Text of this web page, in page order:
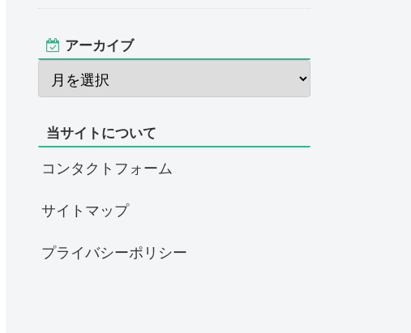
アーカイブ
当サイトについて
コンタクトフォーム
サイトマップ
プライバシーポリシー